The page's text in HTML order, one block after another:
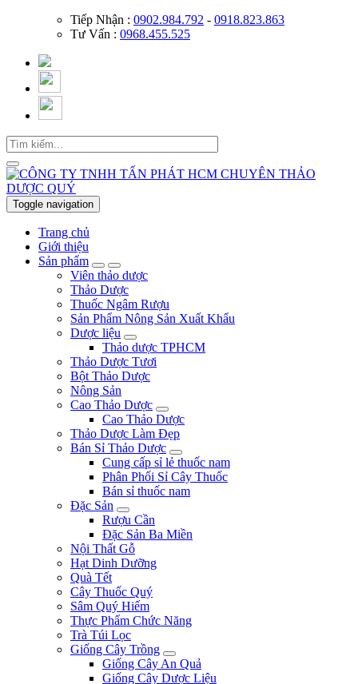
Tiếp Nhận : 0902.984.792 - 0918.823.863
Tư Vấn : 0968.455.525
Toggle navigation
Trang chủ
Giới thiệu
Sản phẩm
Viên thảo dược
Thảo Dược
Thuốc Ngâm Rượu
Sản Phẩm Nông Sản Xuất Khẩu
Dược liệu
Thảo dược TPHCM
Thảo Dược Tươi
Bột Thảo Dược
Nông Sản
Cao Thảo Dược
Cao Thảo Dược
Thảo Dược Làm Đẹp
Bán Sỉ Thảo Dược
Cung cấp sỉ lẻ thuốc nam
Phân Phối Sỉ Cây Thuốc
Bán sỉ thuốc nam
Đặc Sản
Rượu Cần
Đặc Sản Ba Miền
Nội Thất Gỗ
Hạt Dinh Dưỡng
Quà Tết
Cây Thuốc Quý
Sâm Quý Hiếm
Thực Phẩm Chức Năng
Trà Túi Lọc
Giống Cây Trồng
Giống Cây An Quả
Giống Cây Dược Liệu